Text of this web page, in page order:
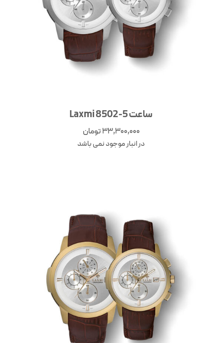
ساعت Laxmi 8502-5
33,300,000تومان
در انبار موجود نمی باشد